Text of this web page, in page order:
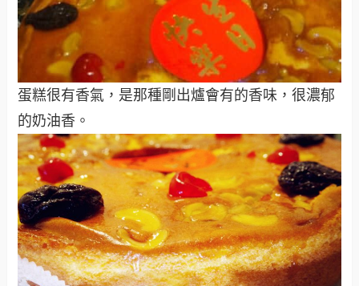
蛋糕很有香氣，是那種剛出爐會有的香味，很濃郁
的奶油香。